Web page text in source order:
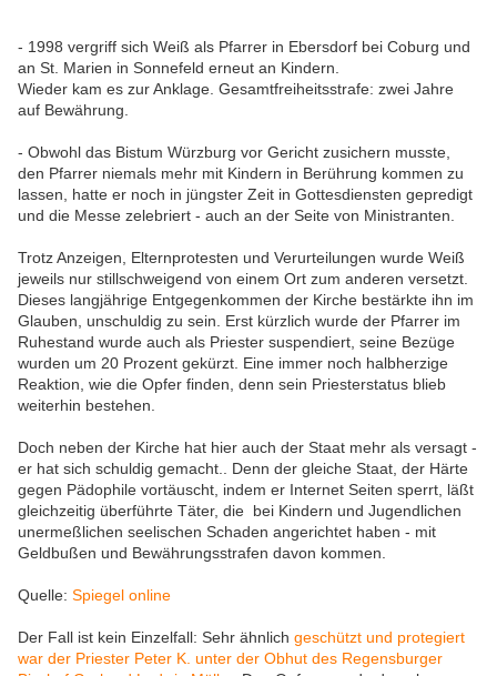
- 1998 vergriff sich Weiß als Pfarrer in Ebersdorf bei Coburg und
an St. Marien in Sonnefeld erneut an Kindern.
Wieder kam es zur Anklage. Gesamtfreiheitsstrafe: zwei Jahre
auf Bewährung.
- Obwohl das Bistum Würzburg vor Gericht zusichern musste,
den Pfarrer niemals mehr mit Kindern in Berührung kommen zu
lassen, hatte er noch in jüngster Zeit in Gottesdiensten gepredigt
und die Messe zelebriert - auch an der Seite von Ministranten.
Trotz Anzeigen, Elternprotesten und Verurteilungen wurde Weiß
jeweils nur stillschweigend von einem Ort zum anderen versetzt.
Dieses langjährige Entgegenkommen der Kirche bestärkte ihn im
Glauben, unschuldig zu sein. Erst kürzlich wurde der Pfarrer im
Ruhestand wurde auch als Priester suspendiert, seine Bezüge
wurden um 20 Prozent gekürzt. Eine immer noch halbherzige
Reaktion, wie die Opfer finden, denn sein Priesterstatus blieb
weiterhin bestehen.
Doch neben der Kirche hat hier auch der Staat mehr als versagt -
er hat sich schuldig gemacht.. Denn der gleiche Staat, der Härte
gegen Pädophile vortäuscht, indem er Internet Seiten sperrt, läßt
gleichzeitig überführte Täter, die bei Kindern und Jugendlichen
unermeßlichen seelischen Schaden angerichtet haben - mit
Geldbußen und Bewährungsstrafen davon kommen.
Quelle: Spiegel online
Der Fall ist kein Einzelfall: Sehr ähnlich geschützt und protegiert
war der Priester Peter K. unter der Obhut des Regensburger